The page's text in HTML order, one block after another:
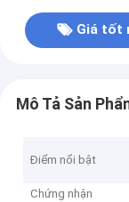
Giá tốt
Mô Tả Sản
Điểm nổi bật
Chứng nhận